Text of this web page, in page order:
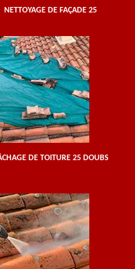
NETTOYAGE DE FAÇADE 25
DE TOITURE 25 DOUBS